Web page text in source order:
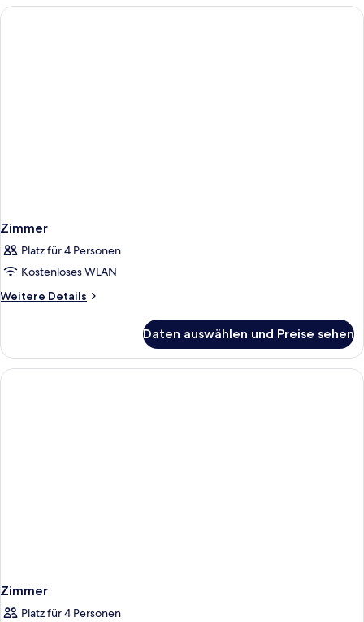
Zimmer
Platz für 4 Personen
Kostenloses WLAN
Weitere Details
Weitere
Daten auswählen und Preise sehen
Zimmer
Platz für 4 Personen